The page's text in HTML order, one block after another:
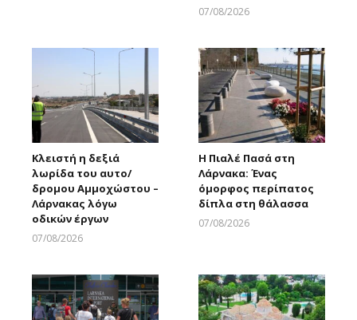
07/08/2026
Κλειστή η δεξιά
λωρίδα του αυτο/
δρομου Αμμοχώστου –
Λάρνακας λόγω
οδικών έργων
07/08/2026
Η Πιαλέ Πασά στη
Λάρνακα: Ένας
όμορφος περίπατος
δίπλα στη θάλασσα
07/08/2026